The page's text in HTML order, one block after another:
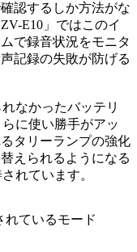
認するしか方法がな
E10」ではこのイ
で録音状況をモニタ
記録の失敗が防げる
なかったバッテリ
に使い勝手がアッ
タリーランプの強化
えられるようになる
れています。
れているモード